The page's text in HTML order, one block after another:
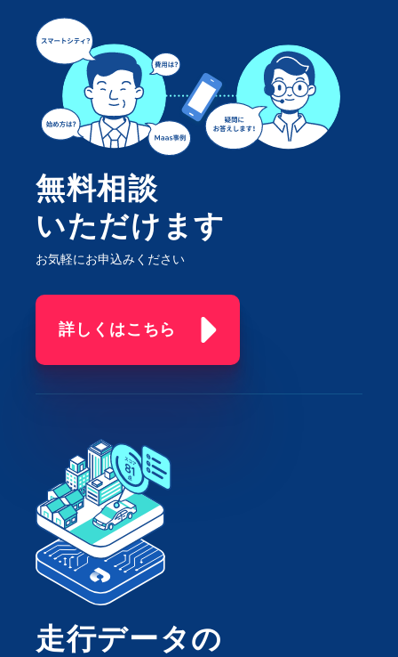
無料相談
いただけます
お気軽にお申込みください
詳しくはこちら
走行データの